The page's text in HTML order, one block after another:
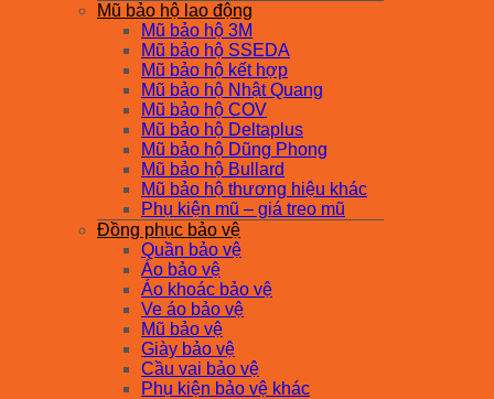
Mũ bảo hộ lao động
Mũ bảo hộ 3M
Mũ bảo hộ SSEDA
Mũ bảo hộ kết hợp
Mũ bảo hộ Nhật Quang
Mũ bảo hộ COV
Mũ bảo hộ Deltaplus
Mũ bảo hộ Dũng Phong
Mũ bảo hộ Bullard
Mũ bảo hộ thương hiệu khác
Phụ kiện mũ – giá treo mũ
Đồng phục bảo vệ
Quần bảo vệ
Áo bảo vệ
Áo khoác bảo vệ
Ve áo bảo vệ
Mũ bảo vệ
Giày bảo vệ
Cầu vai bảo vệ
Phụ kiện bảo vệ khác